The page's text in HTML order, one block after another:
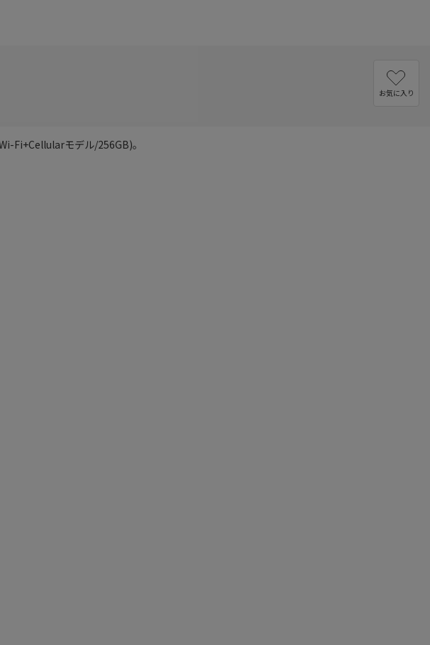
お気に入り
Fi+Cellularモデル/256GB)。